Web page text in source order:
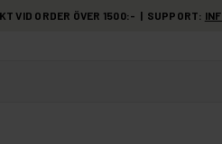
VID ORDER ÖVER 1500:- | SUPPORT: